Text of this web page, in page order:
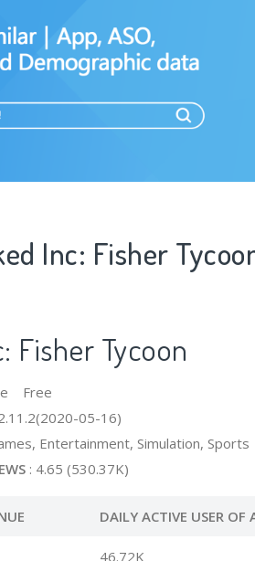
Inc: Fisher
Fisher Tycoon
Free
05-16)
Entertainment, Simulation, Sports
: 4.65 (530.37K)
DAILY ACTIVE USER OF
46.72K